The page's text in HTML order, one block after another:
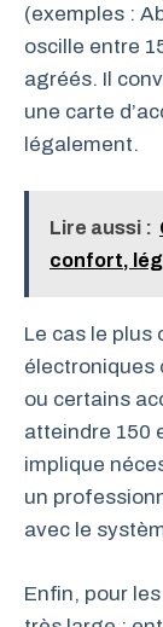
(exemples :
oscille entre
agréés. Il
une carte
légalement.
Lire aussi :
confort,
Le cas le plus
électroniques
ou certains
atteindre 150
implique
un
avec le
Enfin, pour